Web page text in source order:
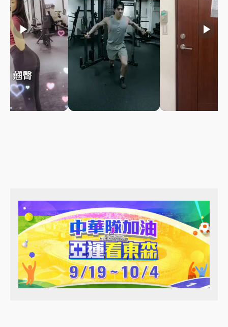
play_arrow play_arrow play_arrow